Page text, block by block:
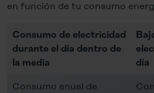
en función de tu consumo
Consumo de electricidad
durante el día dentro de
la media
día
Consumo anual de